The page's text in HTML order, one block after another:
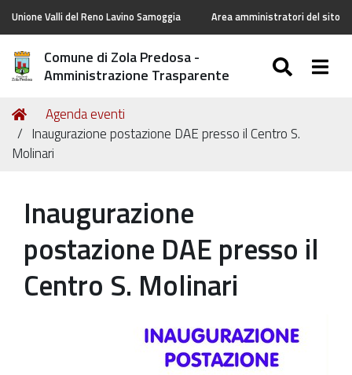
Unione Valli del Reno Lavino Samoggia Area amministratori del sito
Comune di Zola Predosa -
Amministrazione Trasparente
Tu
sei
qui:
Home
Agenda eventi
Inaugurazione postazione DAE presso il Centro S.
Molinari
Inaugurazione
postazione DAE presso il
Centro S. Molinari
https://old.comune.zolapredosa.bo.it/events/